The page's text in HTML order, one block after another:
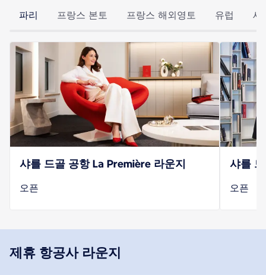
파리 프랑스 본토 프랑스 해외영토 유럽 세
샤를 드골 공항 La Première 라운지
오픈
샤를
오픈
제휴 항공사 라운지